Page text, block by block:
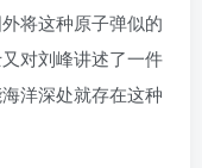
将这种原子弹似的
对刘峰讲述了一件
洋深处就存在这种